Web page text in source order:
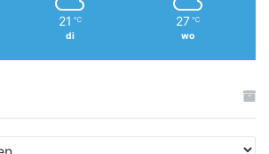
21 ℃
di
27 ℃
wo